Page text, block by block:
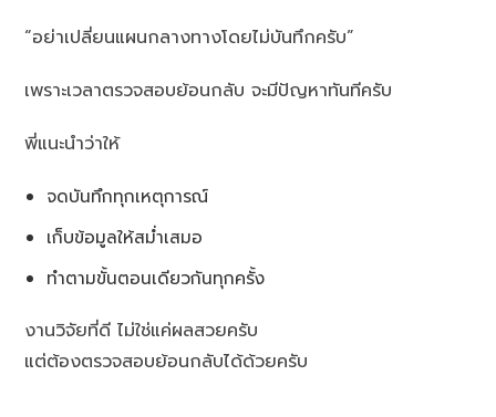
“อย่าเปลี่ยนแผนกลางทางโดยไม่บันทึกครับ”
เพราะเวลาตรวจสอบย้อนกลับ จะมีปัญหาทันทีครับ
พี่แนะนำว่าให้
จดบันทึกทุกเหตุการณ์
เก็บข้อมูลให้สม่ำเสมอ
ทำตามขั้นตอนเดียวกันทุกครั้ง
งานวิจัยที่ดี ไม่ใช่แค่ผลสวยครับ
แต่ต้องตรวจสอบย้อนกลับได้ด้วยครับ